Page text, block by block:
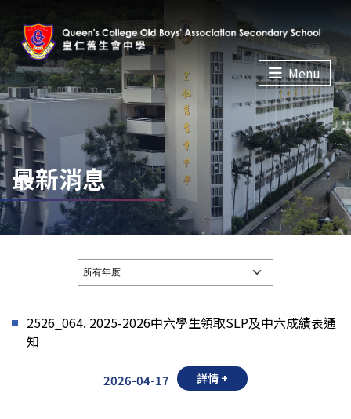
Menu
最新消息
2526_064. 2025-2026中六學生領取SLP及中六成績表通
知
2026-04-17 詳情 +